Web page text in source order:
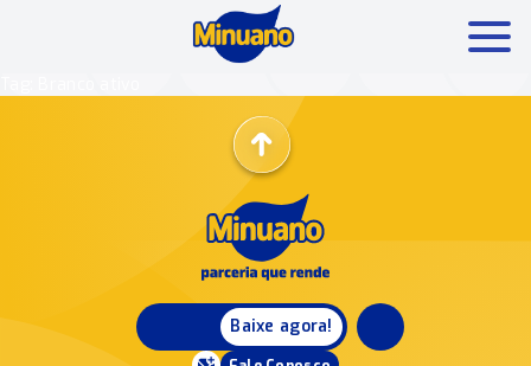
Baixe agora!
Produtos Minuano Rende +